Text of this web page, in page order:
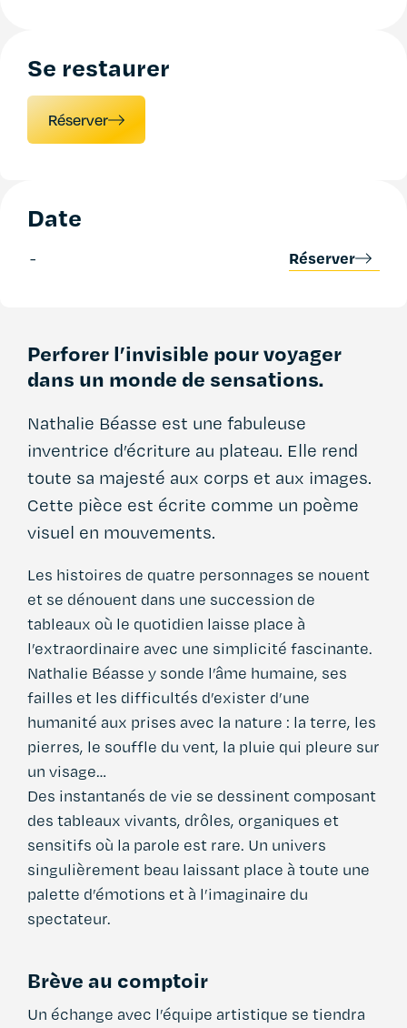
Se restaurer
Réserver
Date
- Réserver
Perforer l’invisible pour voyager
dans un monde de sensations.
Nathalie Béasse est une fabuleuse
inventrice d’écriture au plateau. Elle rend
toute sa majesté aux corps et aux images.
Cette pièce est écrite comme un poème
visuel en mouvements.
Les histoires de quatre personnages se nouent
et se dénouent dans une succession de
tableaux où le quotidien laisse place à
l’extraordinaire avec une simplicité fascinante.
Nathalie Béasse y sonde l’âme humaine, ses
failles et les difficultés d’exister d’une
humanité aux prises avec la nature : la terre, les
pierres, le souffle du vent, la pluie qui pleure sur
un visage…
Des instantanés de vie se dessinent composant
des tableaux vivants, drôles, organiques et
sensitifs où la parole est rare. Un univers
singulièrement beau laissant place à toute une
palette d’émotions et à l’imaginaire du
spectateur.
Brève au comptoir
Un échange avec l’équipe artistique se tiendra